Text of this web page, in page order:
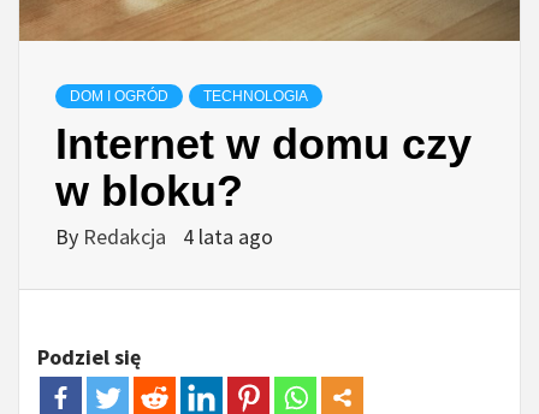
DOM I OGRÓD TECHNOLOGIA
Internet w domu czy
w bloku?
By Redakcja 4 lata ago
Podziel się